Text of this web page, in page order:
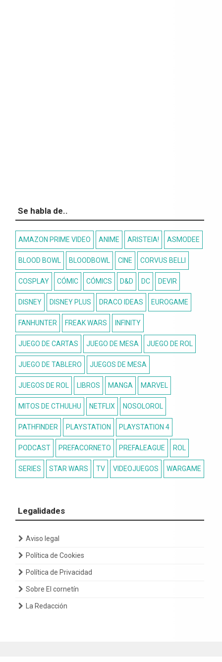
Se habla de..
AMAZON PRIME VIDEO ANIME ARISTEIA! ASMODEE
BLOOD BOWL BLOODBOWL CINE CORVUS BELLI
COSPLAY CÓMIC CÓMICS D&D DC DEVIR
DISNEY DISNEY PLUS DRACO IDEAS EUROGAME
FANHUNTER FREAK WARS INFINITY
JUEGO DE CARTAS JUEGO DE MESA JUEGO DE ROL
JUEGO DE TABLERO JUEGOS DE MESA
JUEGOS DE ROL LIBROS MANGA MARVEL
MITOS DE CTHULHU NETFLIX NOSOLOROL
PATHFINDER PLAYSTATION PLAYSTATION 4
PODCAST PREFACORNETO PREFALEAGUE ROL
SERIES STAR WARS TV VIDEOJUEGOS WARGAME
Legalidades
Aviso legal
Política de Cookies
Política de Privacidad
Sobre El cornetín
La Redacción